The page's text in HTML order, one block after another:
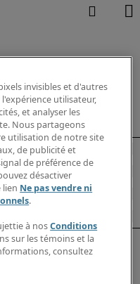
invisibles et d'autres
utilisateur,
et analyser les
Nous partageons
utilisation de notre site
de publicité et
de préférence de
désactiver
lien Ne pas vendre ni
.
à nosConditions
sur les témoins et la
consultez